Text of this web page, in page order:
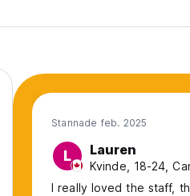
Stannade feb. 2025
L Lauren
Kvinde, 18-24,
I really loved the staff,